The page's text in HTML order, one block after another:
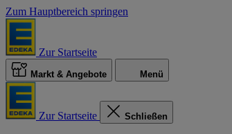
Zum Hauptbereich springen
Zur Startseite
Markt & Angebote Menü
Zur Startseite Schließen